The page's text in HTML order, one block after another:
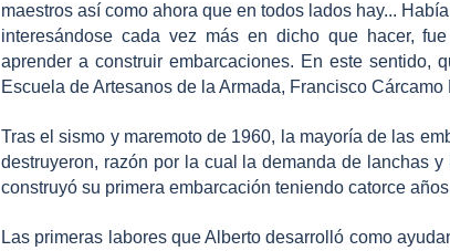
maestros así como ahora que en todos lados hay...
interesándose cada vez más en dicho que hacer,
aprender a construir embarcaciones. En este sentido,
Escuela de Artesanos de la Armada, Francisco
Tras el sismo y maremoto de 1960, la mayoría de las
destruyeron, razón por la cual la demanda de lanchas
construyó su primera embarcación teniendo catorce
Las primeras labores que Alberto desarrolló como